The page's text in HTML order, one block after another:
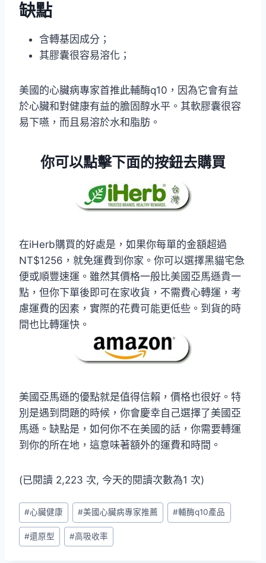
缺點
含轉基因成分；
其膠囊很容易溶化；
美國的心臟病專家首推此輔酶q10，因為它會有益
於心臟和對健康有益的膽固醇水平。其軟膠囊很容
易下嚥，而且易溶於水和脂肪。
你可以點擊下面的按鈕去購買
在iHerb購買的好處是，如果你每單的金額超過
NT$1256，就免運費到你家。你可以選擇黑貓宅急
便或順豐速運。雖然其價格一般比美國亞馬遜貴一
點，但你下單後即可在家收貨，不需費心轉運，考
慮運費的因素，實際的花費可能更低些。到貨的時
間也比轉運快。
美國亞馬遜的優點就是值得信賴，價格也很好。特
別是遇到問題的時候，你會慶幸自己選擇了美國亞
馬遜。缺點是，如何你不在美國的話，你需要轉運
到你的所在地，這意味著額外的運費和時間。
(已閱讀 2,223 次, 今天的閱讀次數為1 次)
Post
Tags:
#心臟健康 #美國心臟病專家推薦 #輔酶q10產品
#還原型 #高吸收率